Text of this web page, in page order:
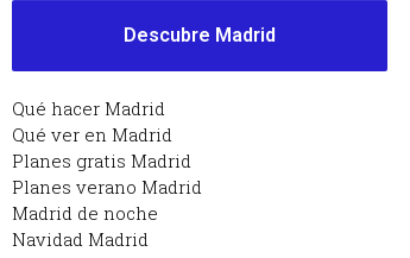
Descubre Madrid
Qué hacer Madrid
Qué ver en Madrid
Planes gratis Madrid
Planes verano Madrid
Madrid de noche
Navidad Madrid